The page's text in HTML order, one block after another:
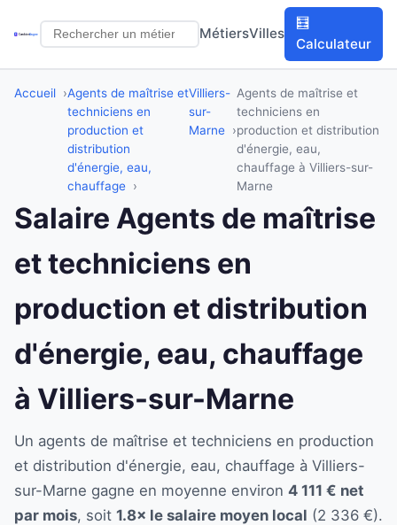
MétiersVilles
🧮
Calculateur
Accueil
Agents de maîtrise et
techniciens en
production et
distribution
d'énergie, eau,
chauffage
Villiers-
sur-
Marne
Agents de maîtrise et
techniciens en
production et distribution
d'énergie, eau,
chauffage à Villiers-sur-
Marne
Salaire Agents de maîtrise
et techniciens en
production et distribution
d'énergie, eau, chauffage
à Villiers-sur-Marne
Un agents de maîtrise et techniciens en production
et distribution d'énergie, eau, chauffage à Villiers-
sur-Marne gagne en moyenne environ 4 111 € net
par mois, soit 1.8× le salaire moyen local (2 336 €).